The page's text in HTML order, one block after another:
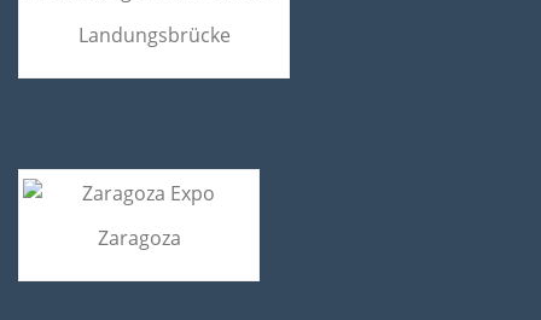
Landungsbrücke
Zaragoza